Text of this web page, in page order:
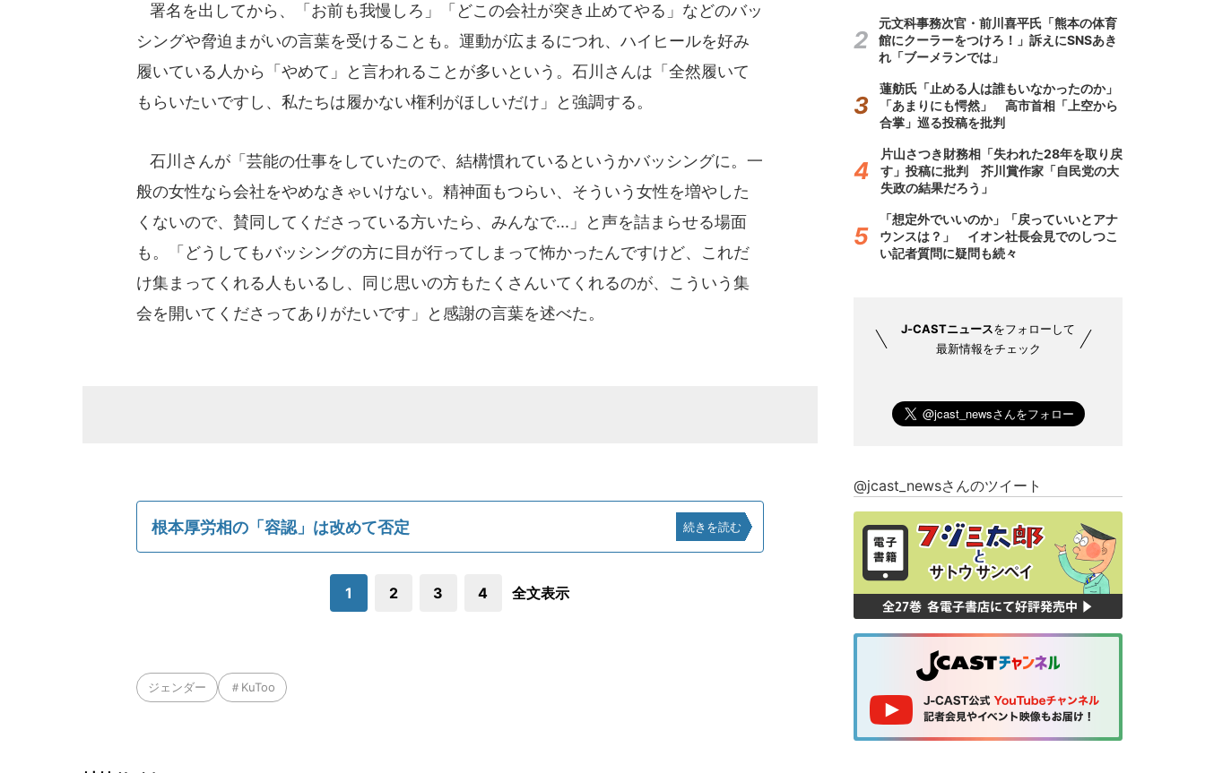
署名を出してから、「お前も我慢しろ」「どこの会社が突き止めてやる」などのバッ
シングや脅迫まがいの言葉を受けることも。運動が広まるにつれ、ハイヒールを好み
履いている人から「やめて」と言われることが多いという。石川さんは「全然履いて
もらいたいですし、私たちは履かない権利がほしいだけ」と強調する。
石川さんが「芸能の仕事をしていたので、結構慣れているというかバッシングに。一
般の女性なら会社をやめなきゃいけない。精神面もつらい、そういう女性を増やした
くないので、賛同してくださっている方いたら、みんなで...」と声を詰まらせる場面
も。「どうしてもバッシングの方に目が行ってしまって怖かったんですけど、これだ
け集まってくれる人もいるし、同じ思いの方もたくさんいてくれるのが、こういう集
会を開いてくださってありがたいです」と感謝の言葉を述べた。
根本厚労相の「容認」は改めて否定 続きを読む
1 2 3 4 全文表示
ジェンダー ＃KuToo
元文科事務次官・前川喜平氏「熊本の体育
館にクーラーをつけろ！」訴えにSNSあき
れ「ブーメランでは」
蓮舫氏「止める人は誰もいなかったのか」
「あまりにも愕然」 高市首相「上空から
合掌」巡る投稿を批判
片山さつき財務相「失われた28年を取り戻
す」投稿に批判 芥川賞作家「自民党の大
失政の結果だろう」
「想定外でいいのか」「戻っていいとアナ
ウンスは？」 イオン社長会見でのしつこ
い記者質問に疑問も続々
J-CASTニュースをフォローして
最新情報をチェック
@jcast_newsさんのツイート